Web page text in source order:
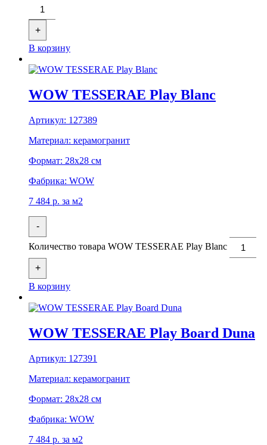
+
В корзину
WOW TESSERAE Play Blanc
Артикул: 127389
Материал: керамогранит
Формат: 28x28 см
Фабрика: WOW
7 484 р. за м2
-
Количество товара WOW TESSERAE Play Blanc
+
В корзину
WOW TESSERAE Play Board Duna
Артикул: 127391
Материал: керамогранит
Формат: 28x28 см
Фабрика: WOW
7 484 р. за м2